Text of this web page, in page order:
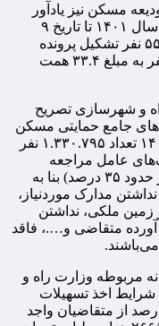
مسکن نیز یادآور
شد: از زمان ابلاغ مصوبه شورا در تیرماه سال ۱۴۰۱ تا تاریخ ۹
اردیبهشت ماه ۱۴۰۳، تعداد ۵۰۰ هزار و ۵۵۶ نفر تشکیل پرونده
داده‌اند که از این تعداد، ۴۴۱ هزار و ۷۶۷ نفر به مبلغ ۳۳.۴ همت
و شهرسازی تصریح
جامع حمایتی مسکن
وزارت راه و شهرسازی تا تاریخ ۰۹‏‏/۰۲‏‏/۱۴۰۳ تعداد ۱.۳۳۰.۷۹۵ نفر
عامل مراجعه
نموده‌اند که از این تعداد، ۴۶۱.۴۴۲ نفر (در حدود ۳۵ درصد) بنا به
مدارک موردنیاز،
زمین ملکی، نداشتن
آورده متقاضی و….، فاقد
مربوطه وزارت راه و
نفر واجدین شرایط اخذ تسهیلات
تعداد ۷۹۳،۷۳۲ نفر (در حدود ۹۱ درصد از متقاضیان واجد